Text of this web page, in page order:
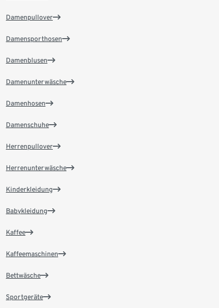
Damenpullover
Damensporthosen
Damenblusen
Damenunterwäsche
Damenhosen
Damenschuhe
Herrenpullover
Herrenunterwäsche
Kinderkleidung
Babykleidung
Kaffee
Kaffeemaschinen
Bettwäsche
Sportgeräte